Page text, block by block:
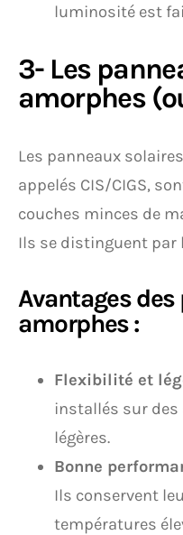
luminosité est
3- Les
amorphes
Les panneaux
appelés CIS/CIGS,
couches minces de
Ils se distinguent par
Avantages
amorphes :
Flexibilité et
installés sur des
légères.
Bonne
Ils conservent
températures